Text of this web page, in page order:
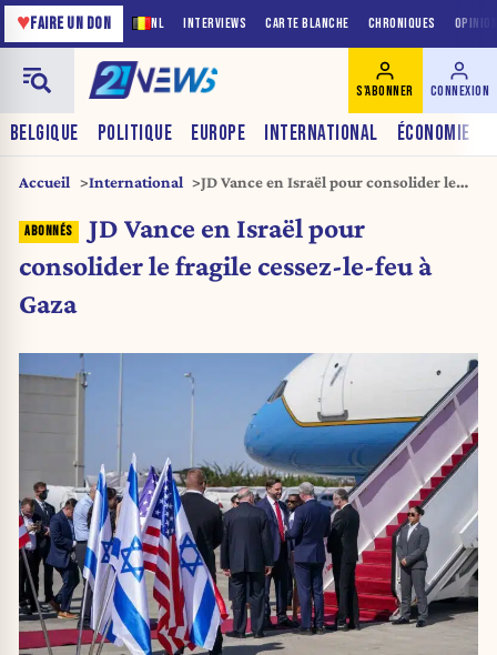
NL INTERVIEWS CARTE BLANCHE CHRONIQUES
♥FAIRE UN DON
BELGIQUE POLITIQUE EUROPE INTERNATIONAL ÉCONOMIE
S'ABONNER CONNEXION
Accueil International
JD Vance en Israël pour consolider le
JD Vance en Israël pour
consolider le fragile cessez-le-feu à
Gaza